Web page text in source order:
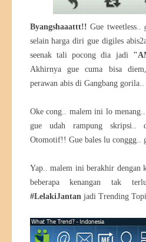
Byangshaaattt!! Gue tweetless..
selain harga diri gue digiles
seenak tali pocong dia jadi
Akhirnya gue cuma bisa
perawan abis di Gangbang gorila..
Oke cong.. malem ini lo
gue udah rampung skripsi..
Otomotif!! Gue bales lu conggg..
Yap.. malem ini berakhir dengan
beberapa kenangan tak
#LelakiJantanjadi Trending